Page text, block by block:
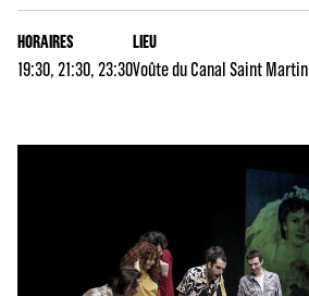
HORAIRES
19:30, 21:30, 23:30
LIEU
Voûte du Canal Saint Martin